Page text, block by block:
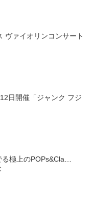
ヴァイオリンコンサート
日開催「ジャンク フジ
極上のPOPs&Cla…